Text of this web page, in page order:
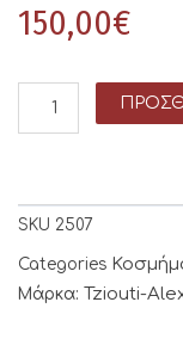
150,00€
SKU 2507
Categories
Μάρκα: Tziouti-